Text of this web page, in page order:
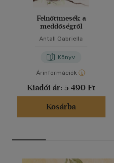
Felnőttmesék a
meddőségről
Antall Gabriella
Könyv
Árinformációk
Kiadói ár: 5 490 Ft
Kosárba